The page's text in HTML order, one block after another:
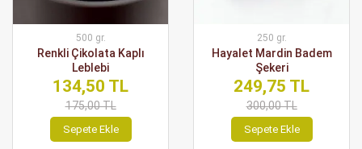
500 gr.
Renkli Çikolata Kaplı
Leblebi
134,50 TL
175,00 TL
Sepete Ekle
250 gr.
Hayalet Mardin Badem
Şekeri
249,75 TL
300,00 TL
Sepete Ekle